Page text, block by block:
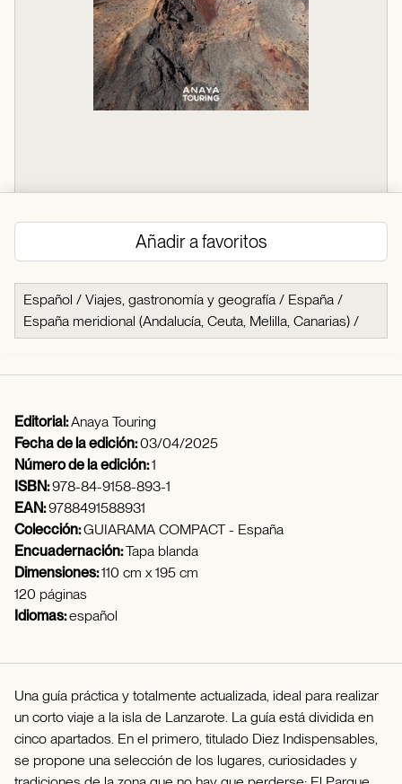
Añadir a favoritos
Español / Viajes, gastronomía y geografía / España /
España meridional (Andalucía, Ceuta, Melilla, Canarias) /
Editorial:Anaya Touring
Fecha de la edición:03/04/2025
Número de la edición:1
ISBN:978-84-9158-893-1
EAN:9788491588931
Colección:GUIARAMA COMPACT - España
Encuadernación:Tapa blanda
Dimensiones:110 cm x 195 cm
120 páginas
Idiomas:español
Una guía práctica y totalmente actualizada, ideal para realizar
un corto viaje a la isla de Lanzarote. La guía está dividida en
cinco apartados. En el primero, titulado Diez Indispensables,
se propone una selección de los lugares, curiosidades y